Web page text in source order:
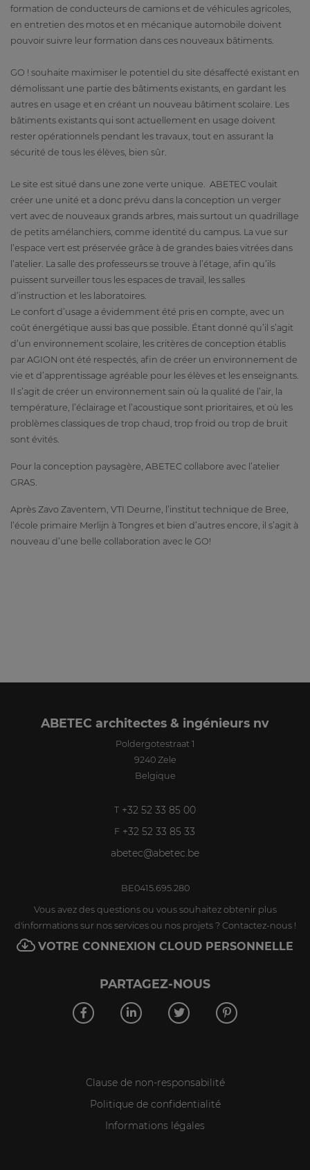
formation de conducteurs de camions et de véhicules agricoles,
en entretien des motos et en mécanique automobile doivent
pouvoir suivre leur formation dans ces nouveaux bâtiments.
GO ! souhaite maximiser le potentiel du site désaffecté existant en
démolissant une partie des bâtiments existants, en gardant les
autres en usage et en créant un nouveau bâtiment scolaire. Les
bâtiments existants qui sont actuellement en usage doivent
rester opérationnels pendant les travaux, tout en assurant la
sécurité de tous les élèves, bien sûr.
Le site est situé dans une zone verte unique. ABETEC voulait
créer une unité et a donc prévu dans la conception un verger
vert avec de nouveaux grands arbres, mais surtout un quadrillage
de petits amélanchiers, comme identité du campus. La vue sur
l’espace vert est préservée grâce à de grandes baies vitrées dans
l’atelier. La salle des professeurs se trouve à l’étage, afin qu’ils
puissent surveiller tous les espaces de travail, les salles
d’instruction et les laboratoires.
Le confort d’usage a évidemment été pris en compte, avec un
coût énergétique aussi bas que possible. Étant donné qu’il s’agit
d’un environnement scolaire, les critères de conception établis
par AGION ont été respectés, afin de créer un environnement de
vie et d’apprentissage agréable pour les élèves et les enseignants.
Il s’agit de créer un environnement sain où la qualité de l’air, la
température, l’éclairage et l’acoustique sont prioritaires, et où les
problèmes classiques de trop chaud, trop froid ou trop de bruit
sont évités.
Pour la conception paysagère, ABETEC collabore avec l’atelier
GRAS.
Après Zavo Zaventem, VTI Deurne, l’institut technique de Bree,
l’école primaire Merlijn à Tongres et bien d’autres encore, il s’agit à
nouveau d’une belle collaboration avec le GO!
ABETEC architectes & ingénieurs nv
Poldergotestraat 1
9240 Zele
Belgique
T +32 52 33 85 00
F +32 52 33 85 33
abetec@abetec.be
BE0415.695.280
Vous avez des questions ou vous souhaitez obtenir plus
d'informations sur nos services ou nos projets ? Contactez-nous !
VOTRE CONNEXION CLOUD PERSONNELLE
PARTAGEZ-NOUS
Clause de non-responsabilité
Politique de confidentialité
Informations légales